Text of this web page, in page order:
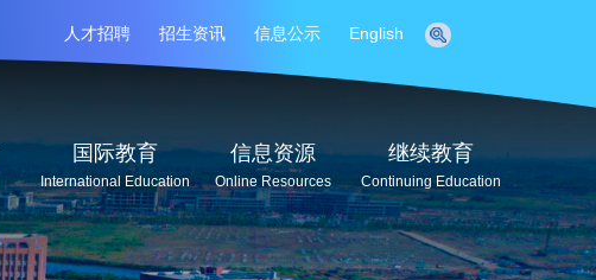
人才招聘 招生资讯 信息公示 English
国际教育
International Education
信息资源
Online Resources
继续教育
Continuing Education